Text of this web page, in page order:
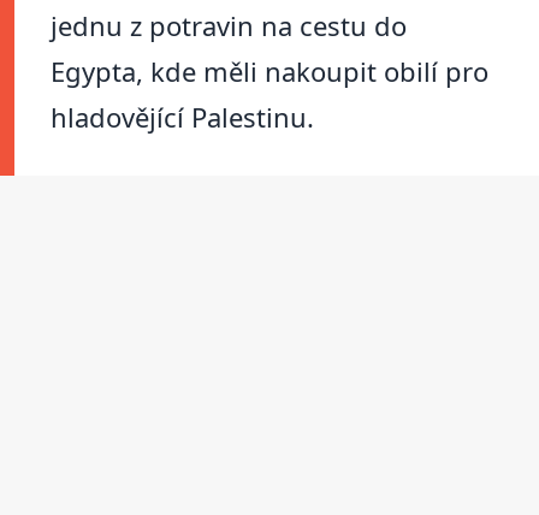
jednu z potravin na cestu do
Egypta, kde měli nakoupit obilí pro
hladovějící Palestinu.